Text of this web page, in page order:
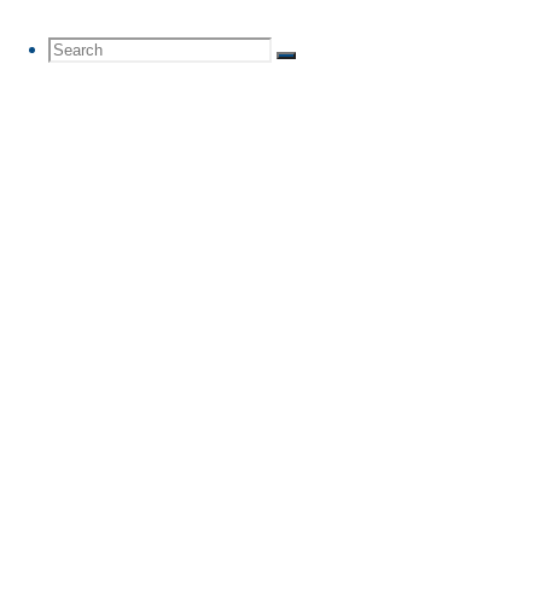
Search
Search
Search